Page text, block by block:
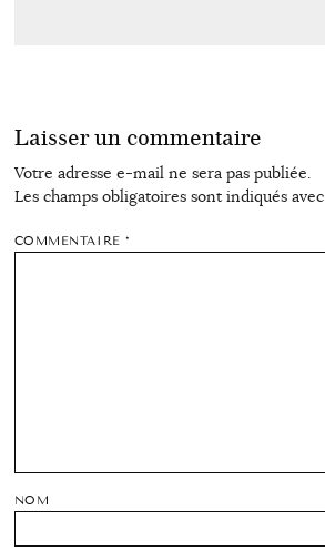
Laisser un commentaire
Votre adresse e-mail ne sera pas publiée.
Les champs obligatoires sont indiqués avec
COMMENTAIRE*
NOM